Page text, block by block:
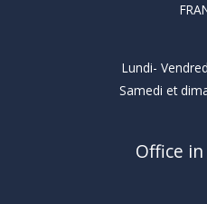
Lundi-
Samedi et
Office in